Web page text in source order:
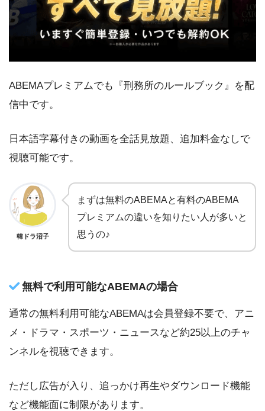
ABEMAプレミアムでも『刑務所のルールブック』を配
信中です。
日本語字幕付きの動画を全話見放題、追加料金なしで
視聴可能です。
韓ドラ沼子
まずは無料のABEMAと有料のABEMA
プレミアムの違いを知りたい人が多いと
思うの♪
無料で利用可能なABEMAの場合
通常の無料利用可能なABEMAは会員登録不要で、アニ
メ・ドラマ・スポーツ・ニュースなど約25以上のチャ
ンネルを視聴できます。
ただし広告が入り、追っかけ再生やダウンロード機能
など機能面に制限があります。